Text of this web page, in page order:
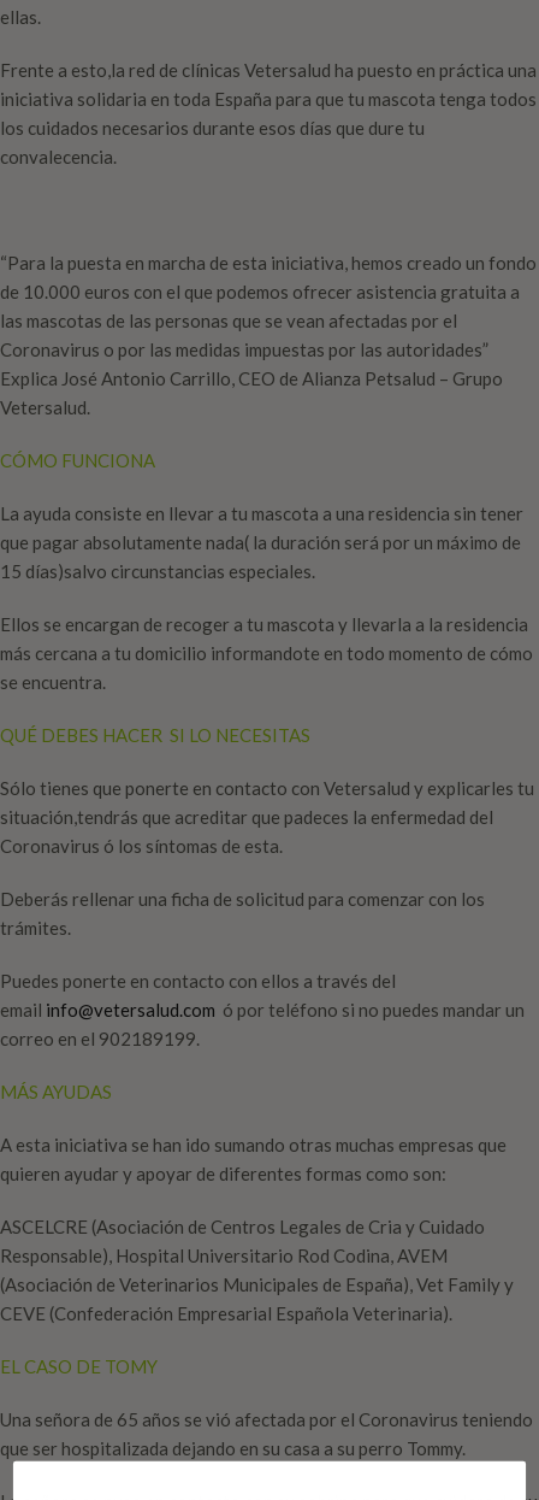
ellas.
Frente a esto,la red de clínicas Vetersalud ha puesto en práctica una
iniciativa solidaria en toda España para que tu mascota tenga todos
los cuidados necesarios durante esos días que dure tu
convalecencia.
“Para la puesta en marcha de esta iniciativa, hemos creado un fondo
de 10.000 euros con el que podemos ofrecer asistencia gratuita a
las mascotas de las personas que se vean afectadas por el
Coronavirus o por las medidas impuestas por las autoridades”
Explica José Antonio Carrillo, CEO de Alianza Petsalud – Grupo
Vetersalud.
CÓMO FUNCIONA
La ayuda consiste en llevar a tu mascota a una residencia sin tener
que pagar absolutamente nada( la duración será por un máximo de
15 días)salvo circunstancias especiales.
Ellos se encargan de recoger a tu mascota y llevarla a la residencia
más cercana a tu domicilio informandote en todo momento de cómo
se encuentra.
QUÉ DEBES HACER SI LO NECESITAS
Sólo tienes que ponerte en contacto con Vetersalud y explicarles tu
situación,tendrás que acreditar que padeces la enfermedad del
Coronavirus ó los síntomas de esta.
Deberás rellenar una ficha de solicitud para comenzar con los
trámites.
Puedes ponerte en contacto con ellos a través del
email info@vetersalud.com ó por teléfono si no puedes mandar un
correo en el 902189199.
MÁS AYUDAS
A esta iniciativa se han ido sumando otras muchas empresas que
quieren ayudar y apoyar de diferentes formas como son:
ASCELCRE (Asociación de Centros Legales de Cria y Cuidado
Responsable), Hospital Universitario Rod Codina, AVEM
(Asociación de Veterinarios Municipales de España), Vet Family y
CEVE (Confederación Empresarial Española Veterinaria).
EL CASO DE TOMY
Una señora de 65 años se vió afectada por el Coronavirus teniendo
que ser hospitalizada dejando en su casa a su perro Tommy.